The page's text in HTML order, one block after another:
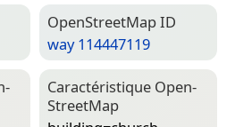
Open­Street­Map ID
way 114447119
Caractéristique Open­
Street­Map